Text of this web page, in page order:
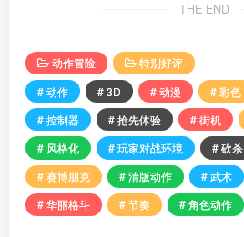
THE END
动作冒险
特别好评
# 动作
# 3D # 动漫 # 彩色
# 控制器
# 抢先体验 # 街机
# 风格化
# 玩家对战环境 # 砍杀
# 赛博朋克
# 清版动作 # 武术
# 华丽格斗
# 节奏 # 角色动作